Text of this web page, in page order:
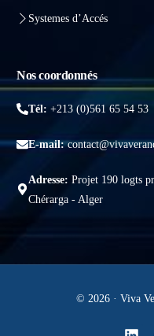
Systemes d’Accés
Nos coordonnés
Tél:+213 (0)561 65 54 53
E-mail:
Adresse:Projet 190 logts
Chérarga - Alger
© 2026 · Viva